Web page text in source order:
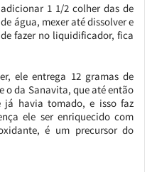
1 1/2 colher das de
água, mexer até dissolver e
fazer no liquidificador, fica
ele entrega 12 gramas de
o da Sanavita, que até então
já havia tomado, e isso faz
ele ser enriquecido com
é um precursor do